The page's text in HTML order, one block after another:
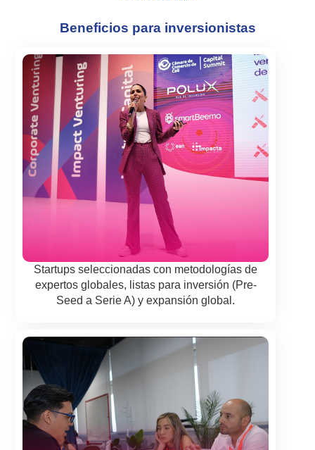
Beneficios para inversionistas
Startups seleccionadas con metodologías de
expertos globales, listas para inversión (Pre-
Seed a Serie A) y expansión global.